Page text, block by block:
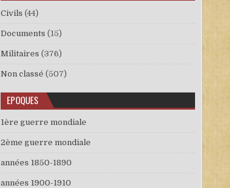
Civils (44)
Documents (15)
Militaires (376)
Non classé (507)
EPOQUES
1ère guerre mondiale
2ème guerre mondiale
années 1850-1890
années 1900-1910